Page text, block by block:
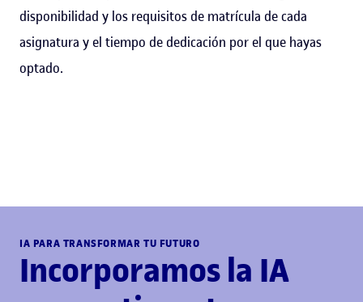
disponibilidad y los requisitos de matrícula de cada
asignatura y el tiempo de dedicación por el que hayas
optado.
IA PARA TRANSFORMAR TU FUTURO
Incorporamos la IA